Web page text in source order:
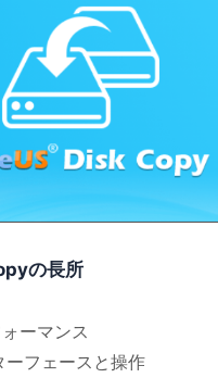
の長所
ーマンス
フェースと操作